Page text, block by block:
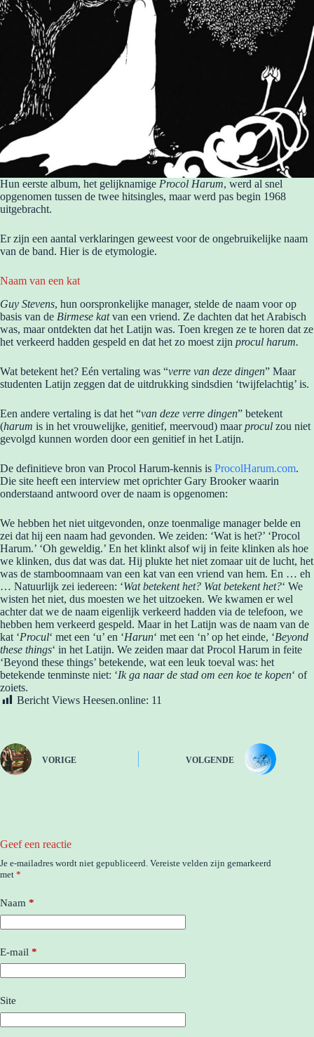
Hun eerste album, het gelijknamige Procol Harum, werd al snel
opgenomen tussen de twee hitsingles, maar werd pas begin 1968
uitgebracht.
Er zijn een aantal verklaringen geweest voor de ongebruikelijke naam
van de band. Hier is de etymologie.
Naam van een kat
Guy Stevens, hun oorspronkelijke manager, stelde de naam voor op
basis van de Birmese katvan een vriend. Ze dachten dat het Arabisch
was, maar ontdekten dat het Latijn was. Toen kregen ze te horen dat ze
het verkeerd hadden gespeld en dat het zo moest zijn procul harum.
Wat betekent het? Eén vertaling was “verre van deze dingen” Maar
studenten Latijn zeggen dat de uitdrukking sindsdien ‘twijfelachtig’ is.
Een andere vertaling is dat het “van deze verre dingen” betekent
(harum is in het vrouwelijke, genitief, meervoud) maarprocul zou niet
gevolgd kunnen worden door een genitief in het Latijn.
De definitieve bron van Procol Harum-kennis is ProcolHarum.com.
Die site heeft een interview met oprichter Gary Brooker waarin
onderstaand antwoord over de naam is opgenomen:
We hebben het niet uitgevonden, onze toenmalige manager belde en
zei dat hij een naam had gevonden. We zeiden: ‘Wat is het?’ ‘Procol
Harum.’ ‘Oh geweldig.’ En het klinkt alsof wij in feite klinken als hoe
we klinken, dus dat was dat. Hij plukte het niet zomaar uit de lucht, het
was de stamboomnaam van een kat van een vriend van hem. En … eh
… Natuurlijk zei iedereen: ‘Wat betekent het? Wat betekent het?‘ We
wisten het niet, dus moesten we het uitzoeken. We kwamen er wel
achter dat we de naam eigenlijk verkeerd hadden via de telefoon, we
hebben hem verkeerd gespeld. Maar in het Latijn was de naam van de
kat ‘Procul‘ met een ‘u’ en ‘Harun‘ met een ‘n’ op het einde, ‘Beyond
these things‘ in het Latijn. We zeiden maar dat Procol Harum in feite
‘Beyond these things’ betekende, wat een leuk toeval was: het
betekende tenminste niet: ‘Ik ga naar de stad om een koe te kopen‘ of
zoiets.
Bericht Views Heesen.online: 11
VORIGE VOLGENDE
Geef een reactie
Je e-mailadres wordt niet gepubliceerd. Vereiste velden zijn gemarkeerd
met *
Naam *
E-mail *
Site